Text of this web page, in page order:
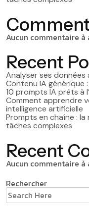
Aucun commentaire à
Recent
Analyser ses données
Contenu IA générique
10 prompts IA prêts à
Comment apprendre
intelligence artificielle
Prompts en chaîne :
tâches complexes
Recent
Aucun commentaire à
Rechercher